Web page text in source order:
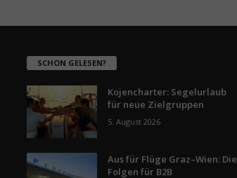
SCHON GELESEN?
Kojencharter: Segelurlaub
für neue Zielgruppen
5. August 2026
Aus für Flüge Graz–Wien: Die
Folgen für B2B